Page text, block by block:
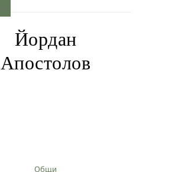
Йордан
Апостолов
Общи